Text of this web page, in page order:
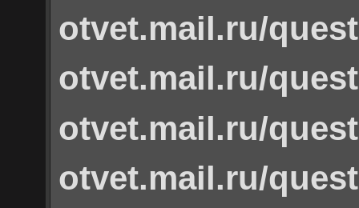
otvet.mail.ru/
otvet.mail.ru/
otvet.mail.ru/
otvet.mail.ru/